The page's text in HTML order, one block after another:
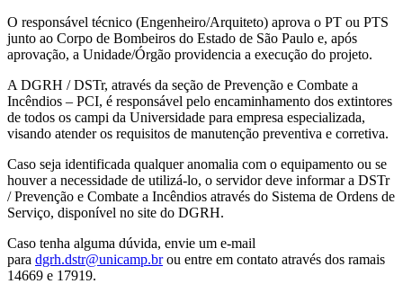
O responsável técnico (Engenheiro/Arquiteto) aprova o PT ou PTS
junto ao Corpo de Bombeiros do Estado de São Paulo e, após
aprovação, a Unidade/Órgão providencia a execução do projeto.
A DGRH / DSTr, através da seção de Prevenção e Combate a
Incêndios – PCI, é responsável pelo encaminhamento dos extintores
de todos os campi da Universidade para empresa especializada,
visando atender os requisitos de manutenção preventiva e corretiva.
Caso seja identificada qualquer anomalia com o equipamento ou se
houver a necessidade de utilizá-lo, o servidor deve informar a DSTr
/ Prevenção e Combate a Incêndios através do Sistema de Ordens de
Serviço, disponível no site do DGRH.
Caso tenha alguma dúvida, envie um e-mail
para dgrh.dstr@unicamp.brou entre em contato através dos ramais
14669 e 17919.